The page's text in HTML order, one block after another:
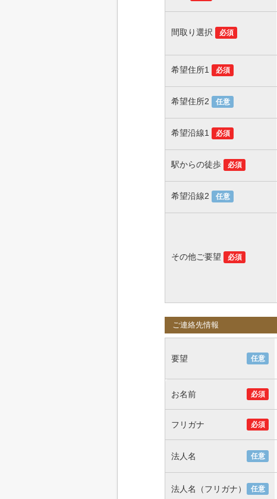
間取り選択 必須
希望住所1 必須
希望住所2 任意
希望沿線1 必須
駅からの徒歩 必須
希望沿線2 任意
その他ご要望 必須
ご連絡先情報
要望 任意
お名前 必須
フリガナ 必須
法人名 任意
法人名（フリガナ） 任意